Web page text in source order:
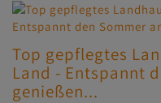
Top gepflegtes
Land - Entspannt
genießen...